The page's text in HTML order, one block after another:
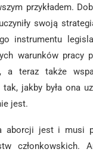
przykładem.
swoją
instrumentu
warunków pracy
a teraz także
jakby była ona
jest.
aborcji jest i musi
członkowskich.